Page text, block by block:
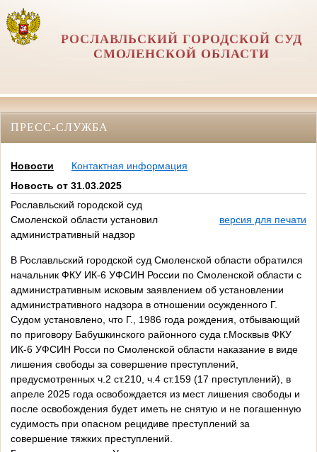
РОСЛАВЛЬСКИЙ ГОРОДСКОЙ СУД
СМОЛЕНСКОЙ ОБЛАСТИ
ПРЕСС-СЛУЖБА
Новости
Контактная информация
Новость от 31.03.2025
Рославльский городской суд
Смоленской области установил
административный надзор
версия для печати
В Рославльский городской суд Смоленской области обратился
начальник ФКУ ИК-6 УФСИН России по Смоленской области с
административным исковым заявлением об установлении
административного надзора в отношении осужденного Г.
Судом установлено, что Г., 1986 года рождения, отбывающий
по приговору Бабушкинского районного суда г.Москвыв ФКУ
ИК-6 УФСИН Росси по Смоленской области наказание в виде
лишения свободы за совершение преступлений,
предусмотренных ч.2 ст.210, ч.4 ст.159 (17 преступлений), в
апреле 2025 года освобождается из мест лишения свободы и
после освобождения будет иметь не снятую и не погашенную
судимость при опасном рецидиве преступлений за
совершение тяжких преступлений.